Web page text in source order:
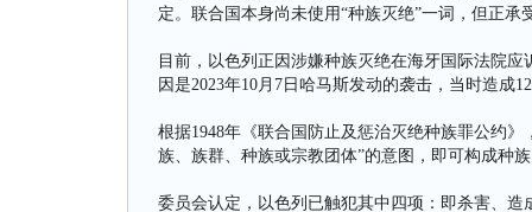
定。联合国本身尚未使用“种族灭绝”一词，但正承
目前，以色列正因涉嫌种族灭绝在海牙国际法院
因是2023年10月7日哈马斯发动的袭击，当时造成
根据1948年《联合国防止及惩治灭绝种族罪公约
族、族群、种族或宗教团体”的意图，即可构成种
委员会认定，以色列已触犯其中四项：即杀害、